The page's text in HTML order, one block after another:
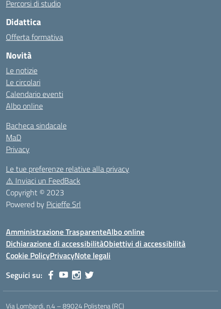
Percorsi di studio
Didattica
Offerta formativa
Novità
Le notizie
Le circolari
Calendario eventi
Albo online
Bacheca sindacale
MaD
Privacy
Le tue preferenze relative alla privacy
⚠️ Inviaci un FeedBack
Copyright © 2023
Powered by Picieffe Srl
Amministrazione TrasparenteAlbo online
Dichiarazione di accessibilitàObiettivi di accessibilità
Cookie PolicyPrivacyNote legali
Seguici su:
Via Lombardi, n.4 – 89024 Polistena (RC)